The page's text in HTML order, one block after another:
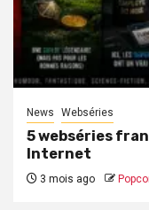
News Webséries
5 webséries
Internet
3 mois ago